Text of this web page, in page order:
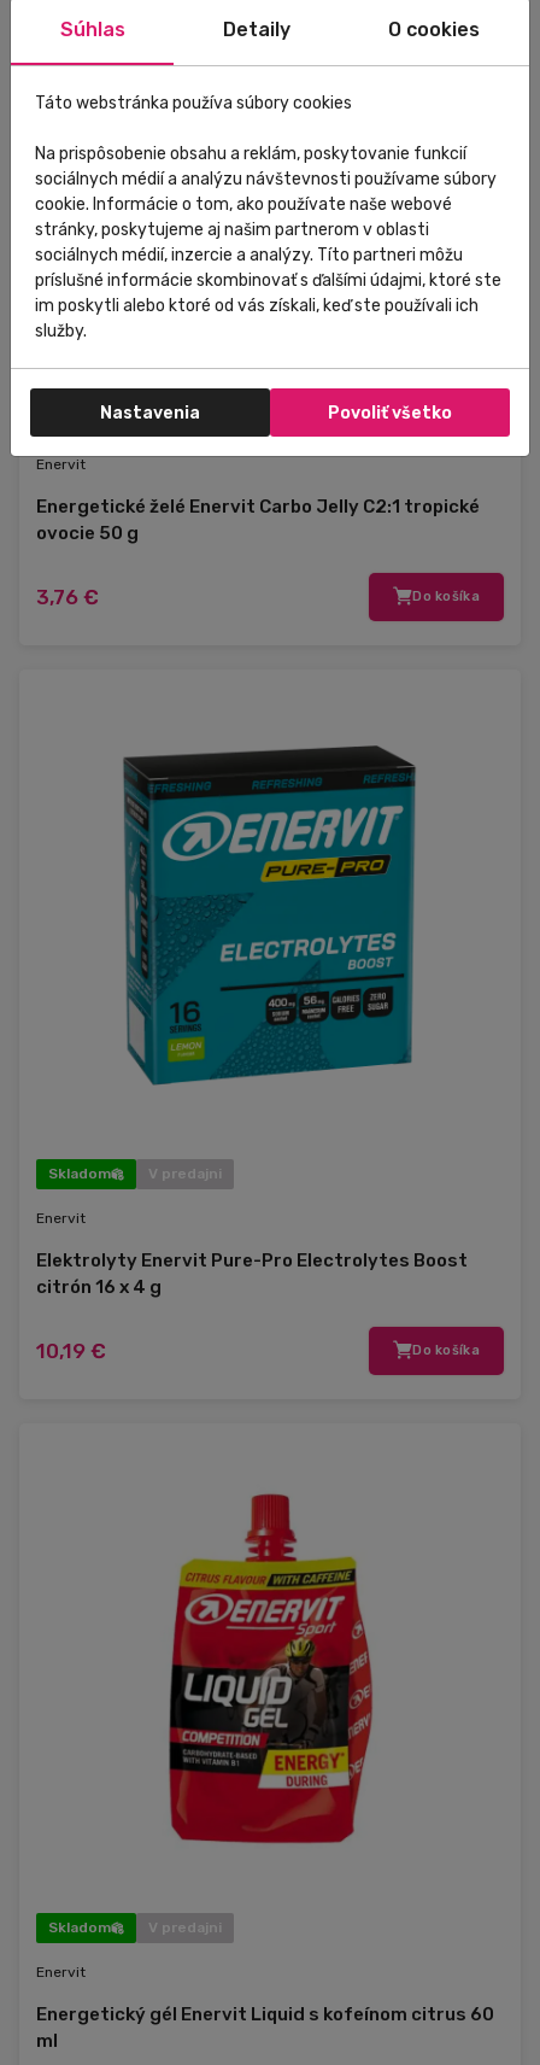
Skladom V predajni
Enervit
Energetické želé Enervit Carbo Jelly C2:1 tropické
ovocie 50 g
3,76 € Do košíka
Skladom V predajni
Enervit
Elektrolyty Enervit Pure-Pro Electrolytes Boost
citrón 16 x 4 g
10,19 € Do košíka
Skladom V predajni
Enervit
Energetický gél Enervit Liquid s kofeínom citrus 60
ml
Súhlas Detaily O cookies
Táto webstránka používa súbory cookies
Na prispôsobenie obsahu a reklám, poskytovanie funkcií
sociálnych médií a analýzu návštevnosti používame súbory
cookie. Informácie o tom, ako používate naše webové
stránky, poskytujeme aj našim partnerom v oblasti
sociálnych médií, inzercie a analýzy. Títo partneri môžu
príslušné informácie skombinovať s ďalšími údajmi, ktoré ste
im poskytli alebo ktoré od vás získali, keď ste používali ich
služby.
Nastavenia Povoliť všetko